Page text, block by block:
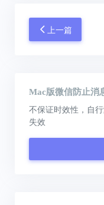
上一篇
Mac版微信防止消
不保证时效性，自
失效